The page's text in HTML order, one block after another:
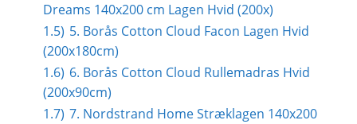
Dreams 140x200 cm Lagen Hvid (200x)
1.5) 5. Borås Cotton Cloud Facon Lagen Hvid
(200x180cm)
1.6) 6. Borås Cotton Cloud Rullemadras Hvid
(200x90cm)
1.7) 7. Nordstrand Home Stræklagen 140x200